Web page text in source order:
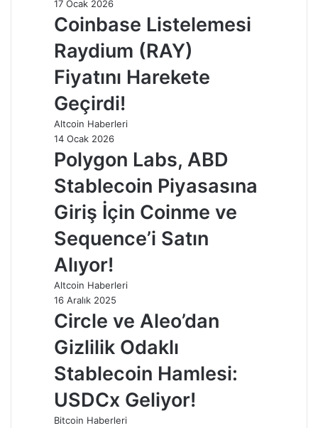
17 Ocak 2026
Coinbase Listelemesi
Raydium (RAY)
Fiyatını Harekete
Geçirdi!
Altcoin Haberleri
14 Ocak 2026
Polygon Labs, ABD
Stablecoin Piyasasına
Giriş İçin Coinme ve
Sequence’i Satın
Alıyor!
Altcoin Haberleri
16 Aralık 2025
Circle ve Aleo’dan
Gizlilik Odaklı
Stablecoin Hamlesi:
USDCx Geliyor!
Bitcoin Haberleri